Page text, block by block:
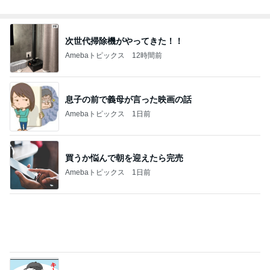
高くて悩んだ息子のためのからくり箱
Amebaトピックス